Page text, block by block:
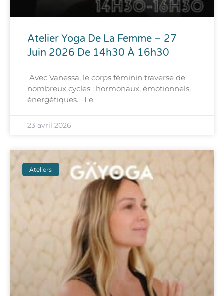
Atelier Yoga De La Femme – 27
Juin 2026 De 14h30 À 16h30
Avec Vanessa, le corps féminin traverse de
nombreux cycles : hormonaux, émotionnels,
énergétiques. Le
23 avril 2026
Ateliers